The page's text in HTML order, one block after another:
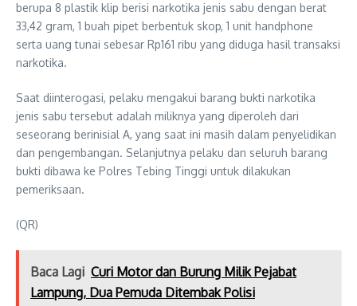
berupa 8 plastik klip berisi narkotika jenis sabu dengan berat
33,42 gram, 1 buah pipet berbentuk skop, 1 unit handphone
serta uang tunai sebesar Rp161 ribu yang diduga hasil transaksi
narkotika.
Saat diinterogasi, pelaku mengakui barang bukti narkotika
jenis sabu tersebut adalah miliknya yang diperoleh dari
seseorang berinisial A, yang saat ini masih dalam penyelidikan
dan pengembangan. Selanjutnya pelaku dan seluruh barang
bukti dibawa ke Polres Tebing Tinggi untuk dilakukan
pemeriksaan.
(QR)
Baca Lagi Curi Motor dan Burung Milik Pejabat
Lampung, Dua Pemuda Ditembak Polisi